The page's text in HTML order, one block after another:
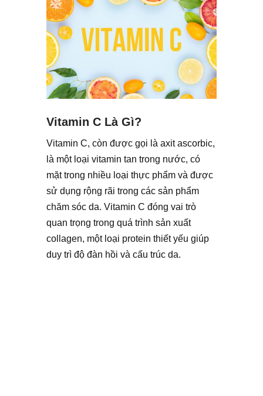
Vitamin C Là Gì?
Vitamin C, còn được gọi là axit ascorbic,
là một loại vitamin tan trong nước, có
mặt trong nhiều loại thực phẩm và được
sử dụng rộng rãi trong các sản phẩm
chăm sóc da. Vitamin C đóng vai trò
quan trọng trong quá trình sản xuất
collagen, một loại protein thiết yếu giúp
duy trì độ đàn hồi và cấu trúc da.